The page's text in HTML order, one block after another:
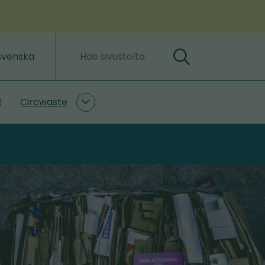
Hakusanat Hae
Circwaste
Circwaste
alasivut